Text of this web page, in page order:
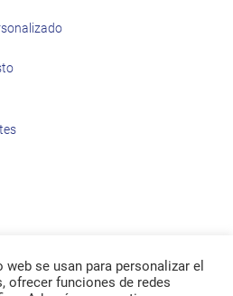
se usan para personalizar el
ofrecer funciones de redes